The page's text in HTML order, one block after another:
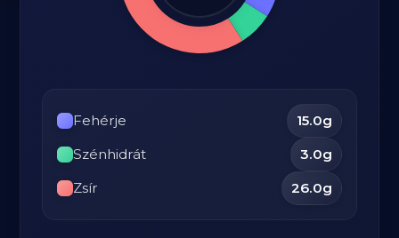
Fehérje 15.0g
Szénhidrát
3.0g
Zsír
26.0g